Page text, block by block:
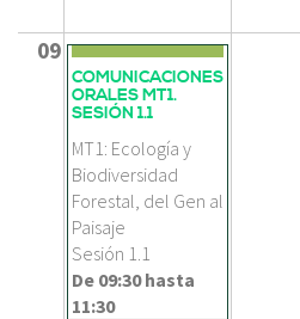
09
COMUNICACIONES
ORALES MT1.
SESIÓN 1.1
MT1: Ecología y
Biodiversidad
Forestal, del Gen al
Paisaje
Sesión 1.1
De 09:30hasta
11:30